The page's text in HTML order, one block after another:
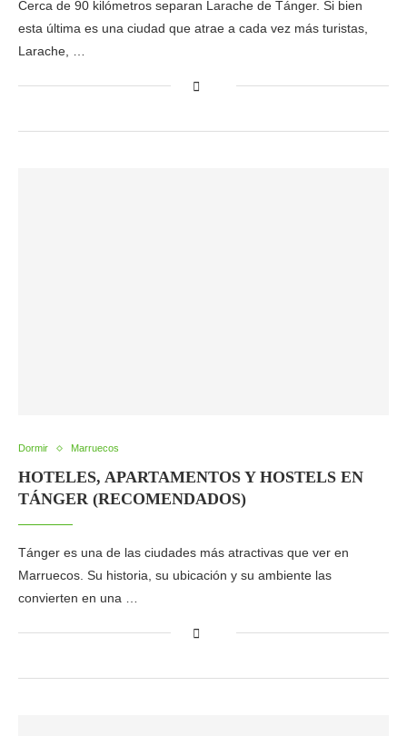
Cerca de 90 kilómetros separan Larache de Tánger. Si bien
esta última es una ciudad que atrae a cada vez más turistas,
Larache, …
Dormir Marruecos
HOTELES, APARTAMENTOS Y HOSTELS EN
TÁNGER (RECOMENDADOS)
Tánger es una de las ciudades más atractivas que ver en
Marruecos. Su historia, su ubicación y su ambiente las
convierten en una …